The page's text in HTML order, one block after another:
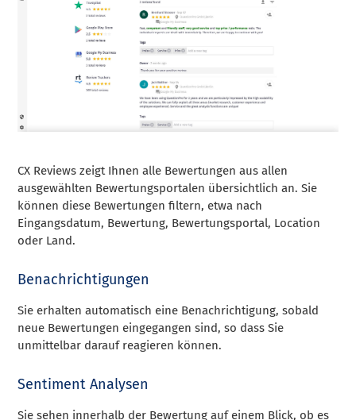
CX Reviews zeigt Ihnen alle Bewertungen aus allen
ausgewählten Bewertungsportalen übersichtlich an. Sie
können diese Bewertungen filtern, etwa nach
Eingangsdatum, Bewertung, Bewertungsportal, Location
oder Land.
Benachrichtigungen
Sie erhalten automatisch eine Benachrichtigung, sobald
neue Bewertungen eingegangen sind, so dass Sie
unmittelbar darauf reagieren können.
Sentiment Analysen
Sie sehen innerhalb der Bewertung auf einem Blick, ob es